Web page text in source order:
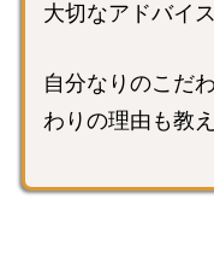
大切なアドバイ
自分なりのこだ
わりの理由も教